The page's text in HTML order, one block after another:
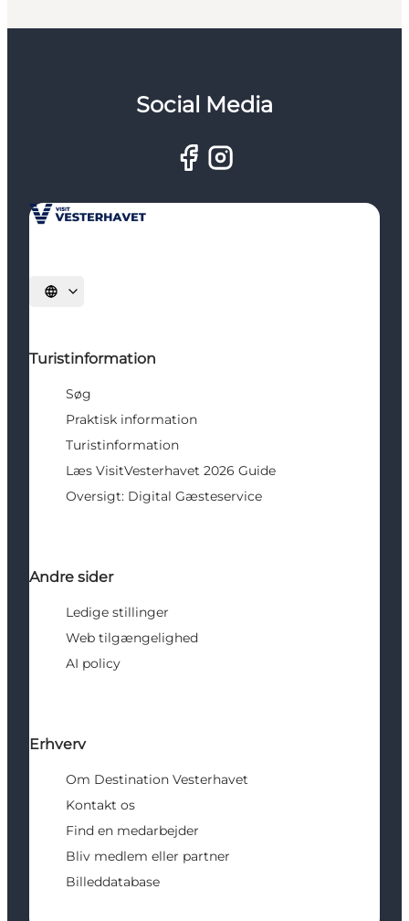
Social Media
Vælg sprog
Turistinformation
Søg
Praktisk information
Turistinformation
Læs VisitVesterhavet 2026 Guide
Oversigt: Digital Gæsteservice
Andre sider
Ledige stillinger
Web tilgængelighed
AI policy
Erhverv
Om Destination Vesterhavet
Kontakt os
Find en medarbejder
Bliv medlem eller partner
Billeddatabase